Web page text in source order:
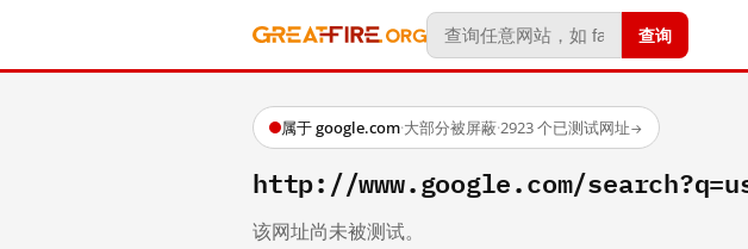
查询
属于 google.com·大部分被屏蔽·2923 个已测试网址→
http://www.google.com/
该网址尚未被测试。